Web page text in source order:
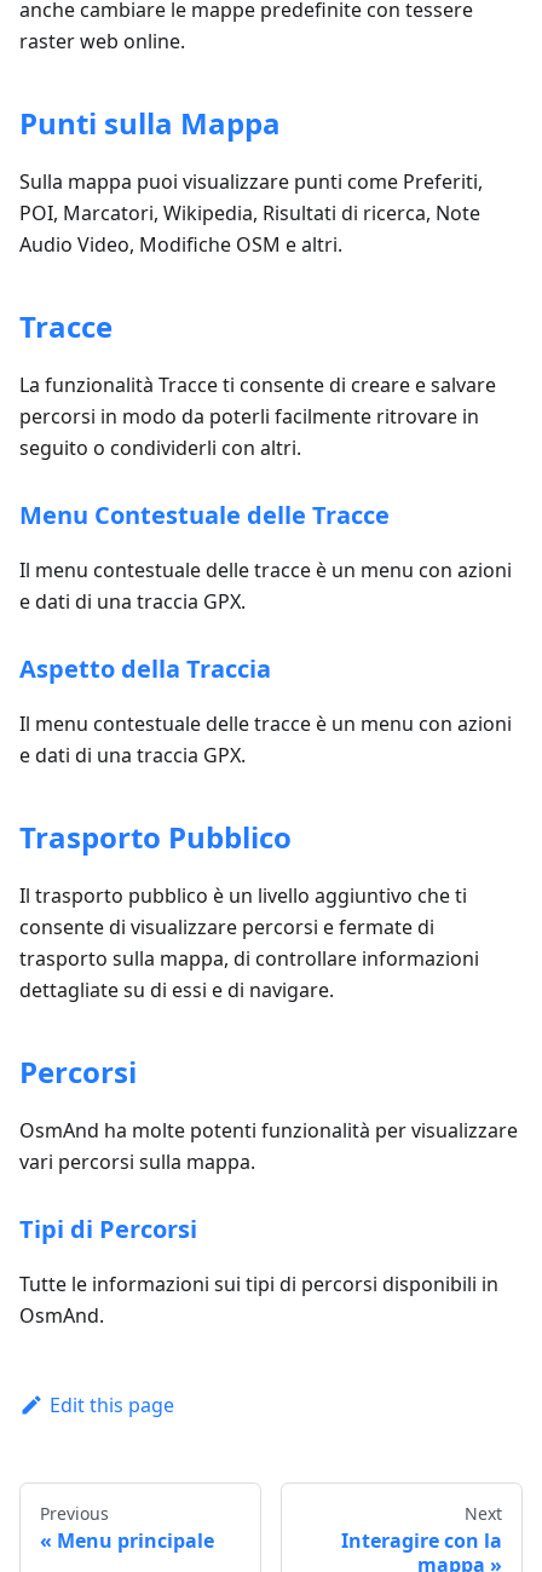
anche cambiare le mappe predefinite con tessere
raster web online.
Punti sulla Mappa
Sulla mappa puoi visualizzare punti come Preferiti,
POI, Marcatori, Wikipedia, Risultati di ricerca, Note
Audio Video, Modifiche OSM e altri.
Tracce
La funzionalità Tracce ti consente di creare e salvare
percorsi in modo da poterli facilmente ritrovare in
seguito o condividerli con altri.
Menu Contestuale delle Tracce
Il menu contestuale delle tracce è un menu con azioni
e dati di una traccia GPX.
Aspetto della Traccia
Il menu contestuale delle tracce è un menu con azioni
e dati di una traccia GPX.
Trasporto Pubblico
Il trasporto pubblico è un livello aggiuntivo che ti
consente di visualizzare percorsi e fermate di
trasporto sulla mappa, di controllare informazioni
dettagliate su di essi e di navigare.
Percorsi
OsmAnd ha molte potenti funzionalità per visualizzare
vari percorsi sulla mappa.
Tipi di Percorsi
Tutte le informazioni sui tipi di percorsi disponibili in
OsmAnd.
Edit this page
Previous
Menu principale
Next
Interagire con la
mappa